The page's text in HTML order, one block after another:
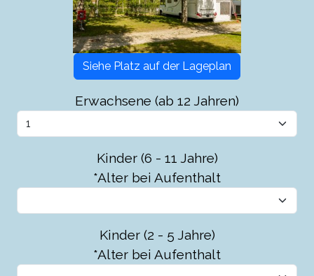
Siehe Platz auf der Lageplan
Erwachsene (ab 12 Jahren)
Kinder (6 - 11 Jahre)
*Alter bei Aufenthalt
Kinder (2 - 5 Jahre)
*Alter bei Aufenthalt